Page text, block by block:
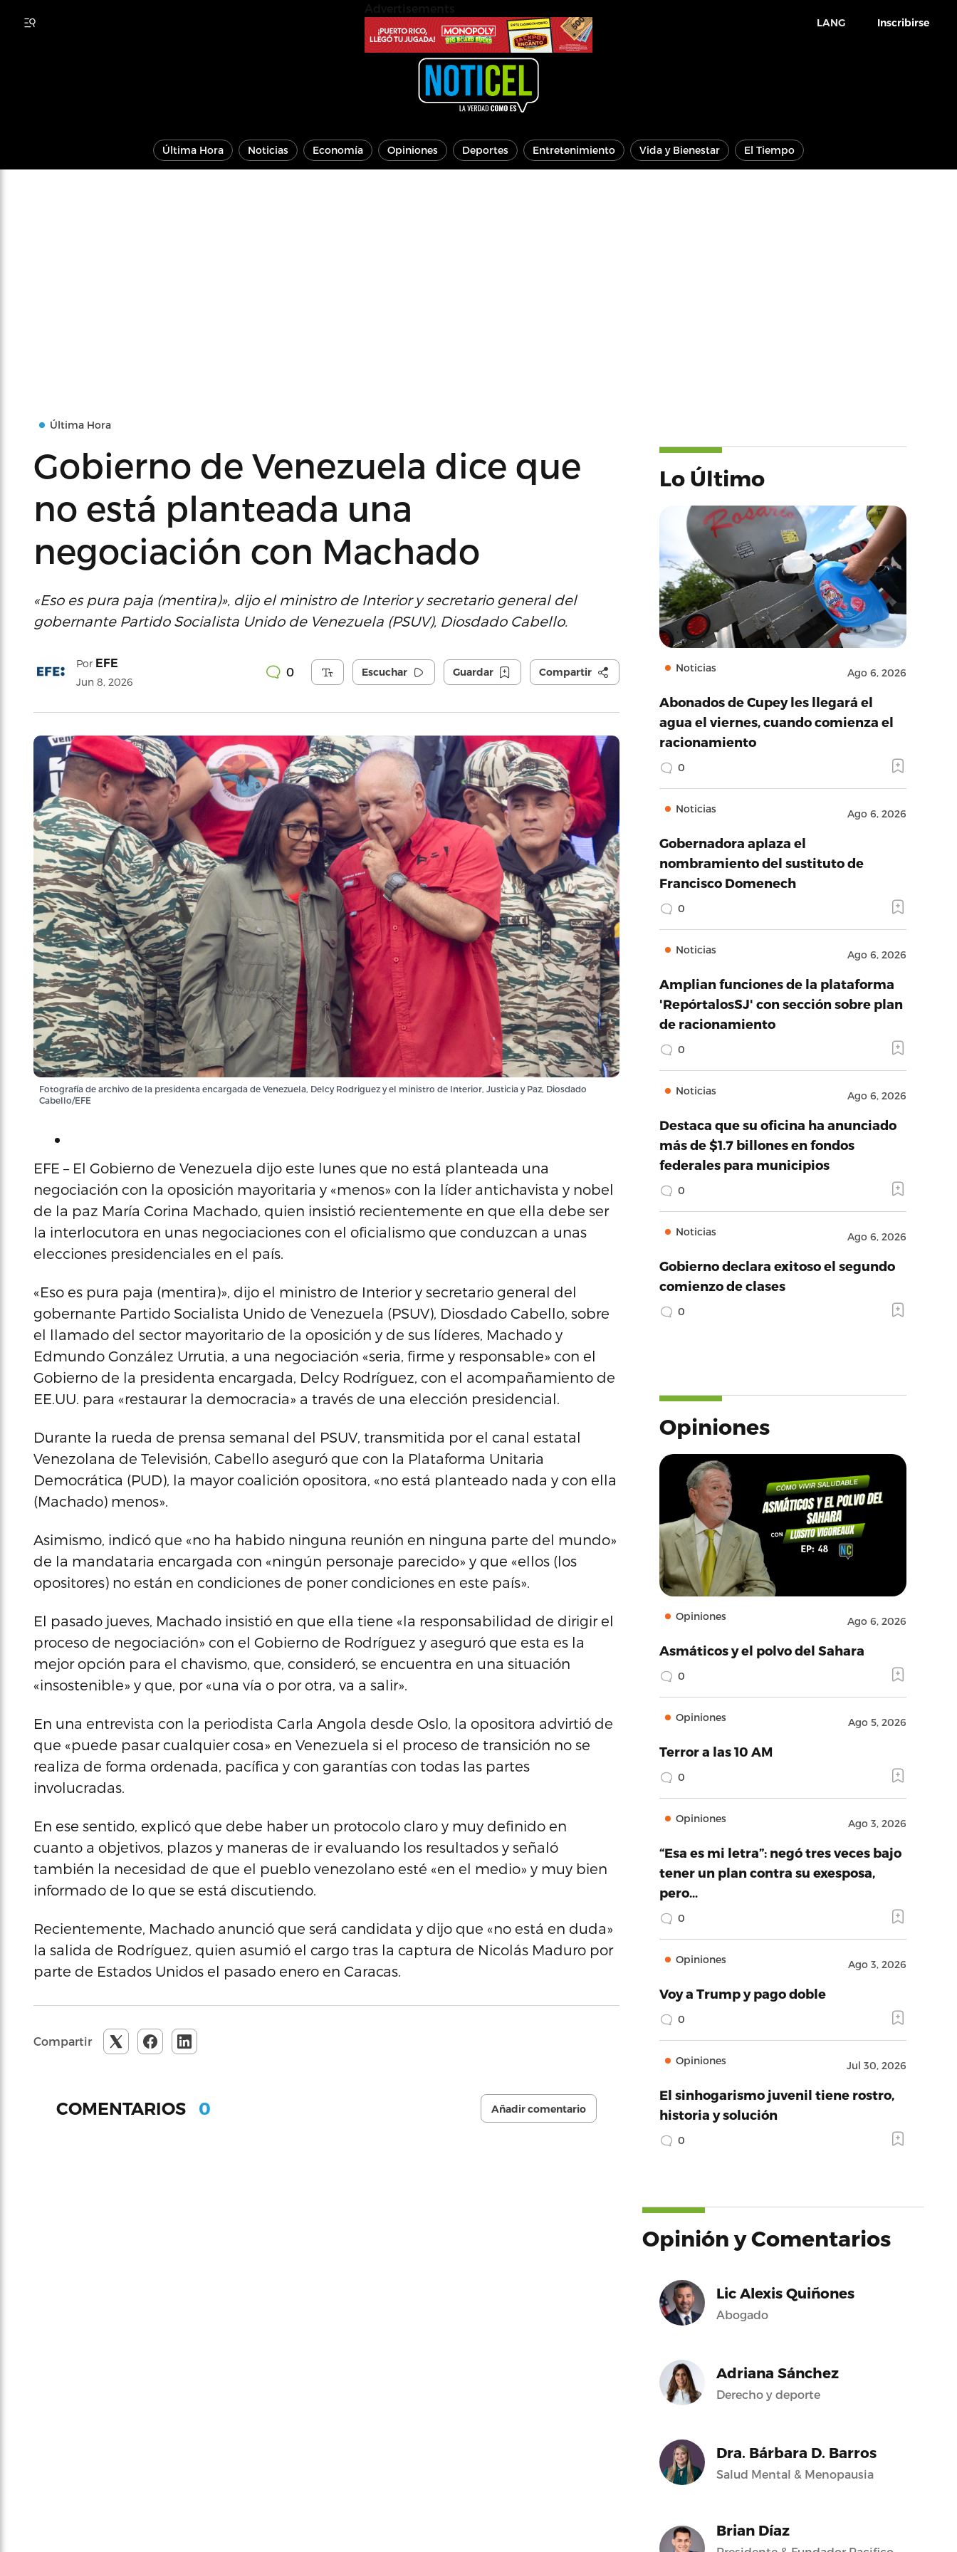
LANG Inscribirse
Última Hora Noticias Economía Opiniones Deportes Entretenimiento Vida y Bienestar El Tiempo
Última Hora
Gobierno de Venezuela dice que
no está planteada una
negociación con Machado
«Eso es pura paja (mentira)», dijo el ministro de Interior y secretario general del
gobernante Partido Socialista Unido de Venezuela (PSUV), Diosdado Cabello.
Por EFE
Jun 8, 2026
0 Escuchar Guardar Compartir
Fotografía de archivo de la presidenta encargada de Venezuela, Delcy Rodriguez y el ministro de Interior, Justicia y Paz, Diosdado
Cabello/EFE
EFE – El Gobierno de Venezuela dijo este lunes que no está planteada una
negociación con la oposición mayoritaria y «menos» con la líder antichavista y nobel
de la paz María Corina Machado, quien insistió recientemente en que ella debe ser
la interlocutora en unas negociaciones con el oficialismo que conduzcan a unas
elecciones presidenciales en el país.
«Eso es pura paja (mentira)», dijo el ministro de Interior y secretario general del
gobernante Partido Socialista Unido de Venezuela (PSUV), Diosdado Cabello, sobre
el llamado del sector mayoritario de la oposición y de sus líderes, Machado y
Edmundo González Urrutia, a una negociación «seria, firme y responsable» con el
Gobierno de la presidenta encargada, Delcy Rodríguez, con el acompañamiento de
EE.UU. para «restaurar la democracia» a través de una elección presidencial.
Durante la rueda de prensa semanal del PSUV, transmitida por el canal estatal
Venezolana de Televisión, Cabello aseguró que con la Plataforma Unitaria
Democrática (PUD), la mayor coalición opositora, «no está planteado nada y con ella
(Machado) menos».
Asimismo, indicó que «no ha habido ninguna reunión en ninguna parte del mundo»
de la mandataria encargada con «ningún personaje parecido» y que «ellos (los
opositores) no están en condiciones de poner condiciones en este país».
El pasado jueves, Machado insistió en que ella tiene «la responsabilidad de dirigir el
proceso de negociación» con el Gobierno de Rodríguez y aseguró que esta es la
mejor opción para el chavismo, que, consideró, se encuentra en una situación
«insostenible» y que, por «una vía o por otra, va a salir».
En una entrevista con la periodista Carla Angola desde Oslo, la opositora advirtió de
que «puede pasar cualquier cosa» en Venezuela si el proceso de transición no se
realiza de forma ordenada, pacífica y con garantías con todas las partes
involucradas.
En ese sentido, explicó que debe haber un protocolo claro y muy definido en
cuanto a objetivos, plazos y maneras de ir evaluando los resultados y señaló
también la necesidad de que el pueblo venezolano esté «en el medio» y muy bien
informado de lo que se está discutiendo.
Recientemente, Machado anunció que será candidata y dijo que «no está en duda»
la salida de Rodríguez, quien asumió el cargo tras la captura de Nicolás Maduro por
parte de Estados Unidos el pasado enero en Caracas.
Compartir
COMENTARIOS 0 Añadir comentario
Lo Último
Noticias Ago 6, 2026
Abonados de Cupey les llegará el
agua el viernes, cuando comienza el
racionamiento
0
Noticias Ago 6, 2026
Gobernadora aplaza el
nombramiento del sustituto de
Francisco Domenech
0
Noticias Ago 6, 2026
Amplian funciones de la plataforma
'RepórtalosSJ' con sección sobre plan
de racionamiento
0
Noticias Ago 6, 2026
Destaca que su oficina ha anunciado
más de $1.7 billones en fondos
federales para municipios
0
Noticias Ago 6, 2026
Gobierno declara exitoso el segundo
comienzo de clases
0
Opiniones
Opiniones Ago 6, 2026
Asmáticos y el polvo del Sahara
0
Opiniones Ago 5, 2026
Terror a las 10 AM
0
Opiniones Ago 3, 2026
“Esa es mi letra”: negó tres veces bajo
tener un plan contra su exesposa,
pero…
0
Opiniones Ago 3, 2026
Voy a Trump y pago doble
0
Opiniones Jul 30, 2026
El sinhogarismo juvenil tiene rostro,
historia y solución
0
Opinión y Comentarios
Lic Alexis Quiñones
Abogado
Adriana Sánchez
Derecho y deporte
Dra. Bárbara D. Barros
Salud Mental & Menopausia
Brian Díaz